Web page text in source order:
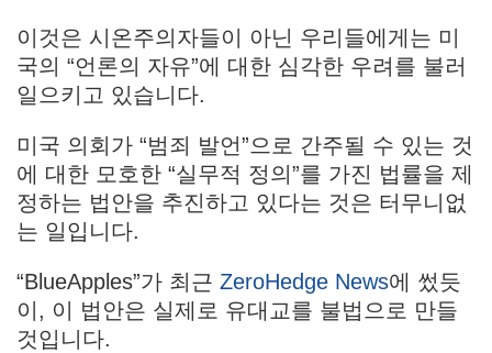
이것은 시온주의자들이 아닌 우리들에게는 미
국의 “언론의 자유”에 대한 심각한 우려를 불러
일으키고 있습니다.
미국 의회가 “범죄 발언”으로 간주될 수 있는 것
에 대한 모호한 “실무적 정의”를 가진 법률을 제
정하는 법안을 추진하고 있다는 것은 터무니없
는 일입니다.
“BlueApples”가 최근 ZeroHedge News에 썼듯
이, 이 법안은 실제로 유대교를 불법으로 만들
것입니다.